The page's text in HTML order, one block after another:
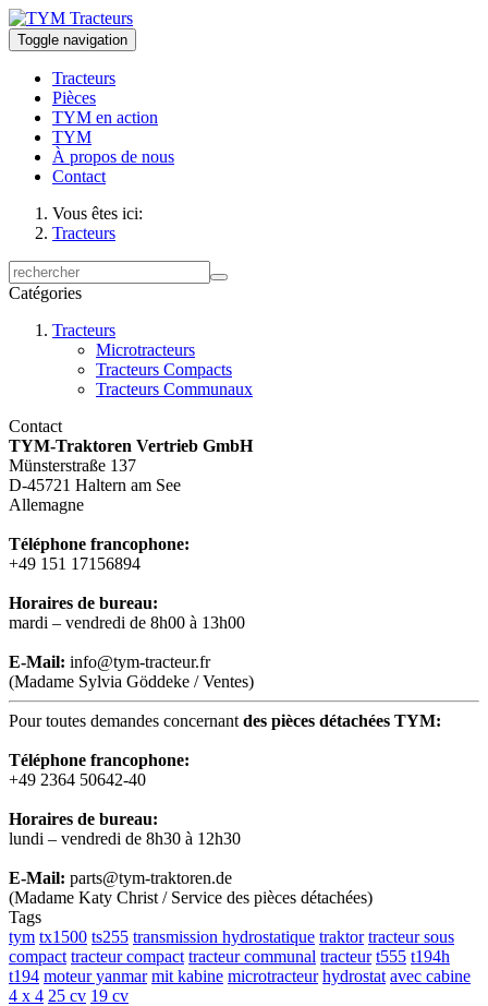
Toggle navigation
Tracteurs
Pièces
TYM en action
TYM
À propos de nous
Contact
Vous êtes ici:
Tracteurs
Catégories
Tracteurs
Microtracteurs
Tracteurs Compacts
Tracteurs Communaux
Contact
TYM-Traktoren Vertrieb GmbH
Münsterstraße 137
D-45721 Haltern am See
Allemagne
Téléphone francophone:
+49 151 17156894
Horaires de bureau:
mardi – vendredi de 8h00 à 13h00
E-Mail: info@tym-tracteur.fr
(Madame Sylvia Göddeke / Ventes)
Pour toutes demandes concernant des pièces détachées TYM:
Téléphone francophone:
+49 2364 50642-40
Horaires de bureau:
lundi – vendredi de 8h30 à 12h30
E-Mail: parts@tym-traktoren.de
(Madame Katy Christ / Service des pièces détachées)
Tags
tym tx1500 ts255 transmission hydrostatique traktor tracteur sous
compact tracteur compact tracteur communal tracteur t555 t194h
t194 moteur yanmar mit kabine microtracteur hydrostat avec cabine
4 x 4 25 cv 19 cv